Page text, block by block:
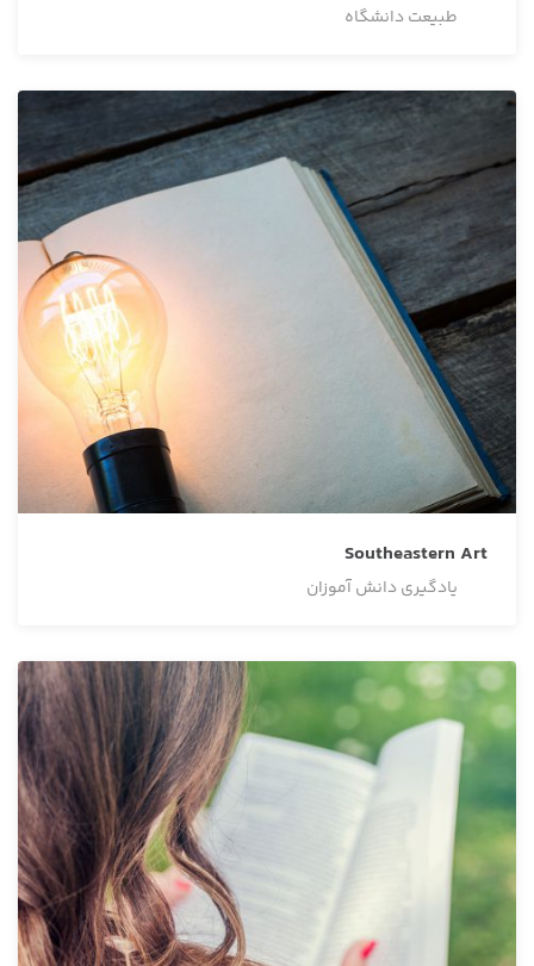
طبیعت دانشگاه
Southeastern Art
یادگیری دانش آموزان